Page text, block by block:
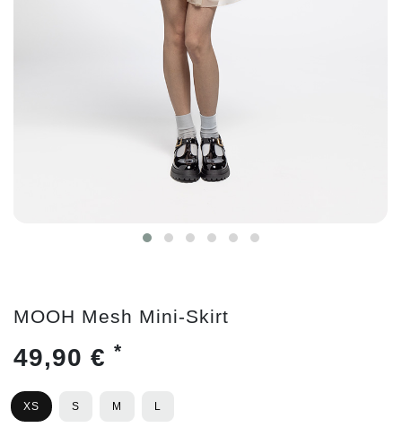
MOOH Mesh Mini-Skirt
49,90 € *
XS S M L